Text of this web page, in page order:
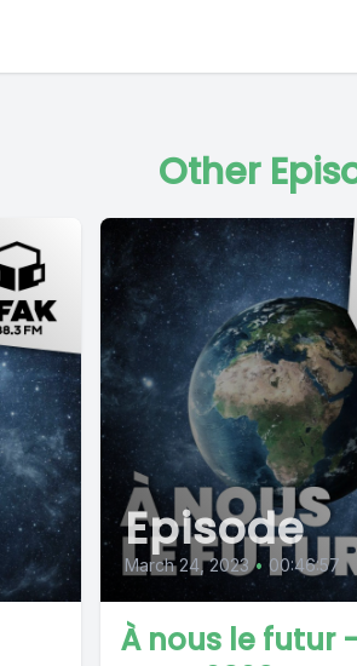
Other
Episode
March 24, 2023 • 00:46:57
À nous le futur